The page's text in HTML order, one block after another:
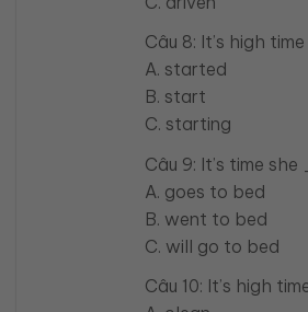
Câu 8: It’s high
A. started
B. start
C. starting
Câu 9: It’s time
A. goes to bed
B. went to bed
C. will go to bed
Câu 10: It’s high